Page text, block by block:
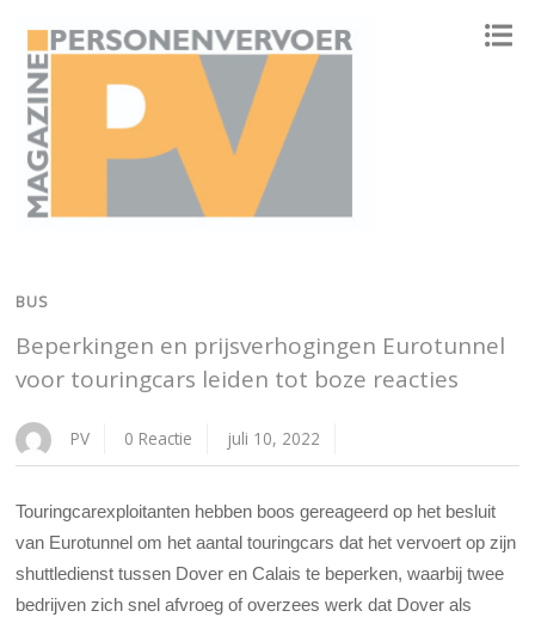
BUS
Beperkingen en prijsverhogingen Eurotunnel
voor touringcars leiden tot boze reacties
PV 0 Reactie juli 10, 2022
Touringcarexploitanten hebben boos gereageerd op het besluit
van Eurotunnel om het aantal touringcars dat het vervoert op zijn
shuttledienst tussen Dover en Calais te beperken, waarbij twee
bedrijven zich snel afvroeg of overzees werk dat Dover als